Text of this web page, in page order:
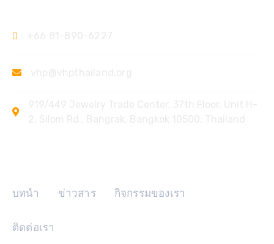
บทนำ ข่าวสาร กิจกรรมของเรา
ติดต่อเรา